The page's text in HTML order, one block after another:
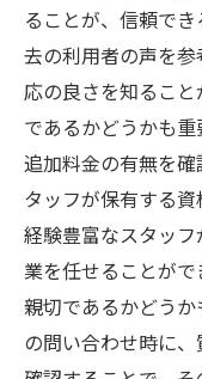
地域密着
便利屋利
効率的な
引越し時
地元住民
新生活のスタ
みを解決
家具選び
便利屋が
悩み
ることが、信頼で
去の利用者の声を
応の良さを知るこ
であるかどうかも重
追加料金の有無を
タッフが保有する資
経験豊富なスタッ
業を任せることが
親切であるかどう
の問い合わせ時に